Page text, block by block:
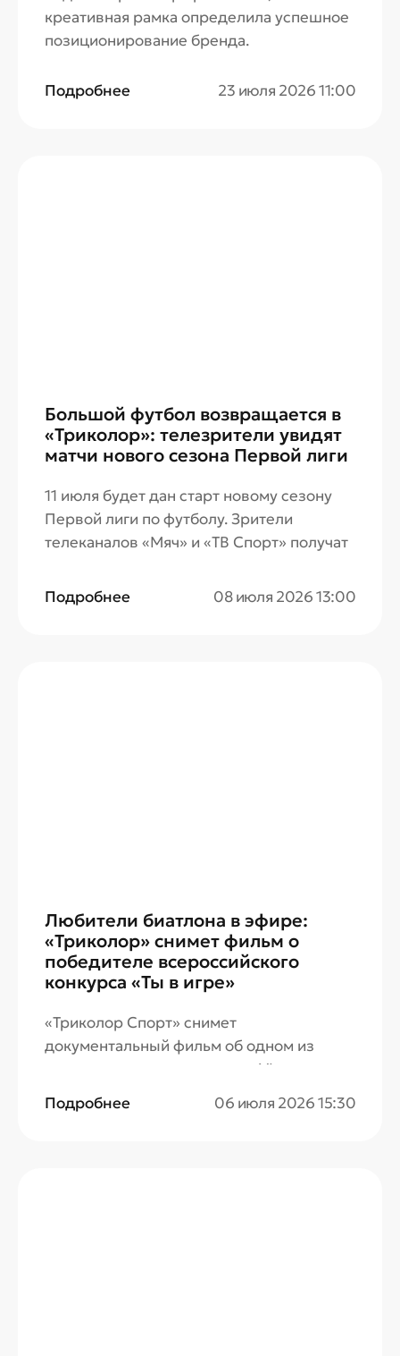
креативная рамка определила успешное
позиционирование бренда.
Подробнее 23 июля 2026 11:00
Большой футбол возвращается в
«Триколор»: телезрители увидят
матчи нового сезона Первой лиги
11 июля будет дан старт новому сезону
Первой лиги по футболу. Зрители
телеканалов «Мяч» и «ТВ Спорт» получат
матчи «Лучшей лиги мира».
Подробнее 08 июля 2026 13:00
Любители биатлона в эфире:
«Триколор» снимет фильм о
победителе всероссийского
конкурса «Ты в игре»
«Триколор Спорт» снимет
документальный фильм об одном из
самых зрелищных проектов VI сезона
Всероссийского конкурса «Ты в игре».
Итоги конкурса популяризаторов спорта
Подробнее 06 июля 2026 15:30